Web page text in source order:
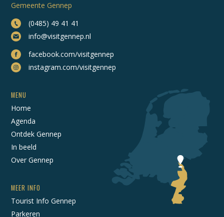
Gemeente Gennep
(0485) 49 41 41
info@visitgennep.nl
facebook.com/visitgennep
instagram.com/visitgennep
MENU
Home
Agenda
Ontdek Gennep
In beeld
Over Gennep
MEER INFO
Tourist Info Gennep
Parkeren